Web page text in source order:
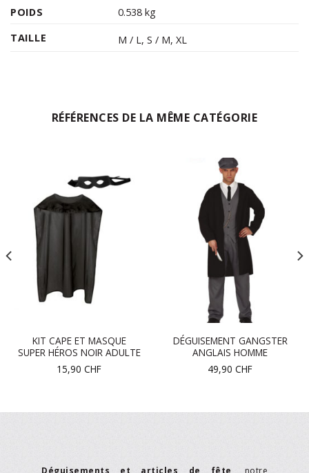
POIDS
0.538 kg
TAILLE
M / L ,S / M,XL
RÉFÉRENCES DE LA MÊME CATÉGORIE
KIT CAPE ET MASQUE
SUPER HÉROS NOIR ADULTE
15,90 CHF
DÉGUISEMENT GANGSTER
ANGLAIS HOMME
49,90 CHF
Déguisements et articles de fête , notre